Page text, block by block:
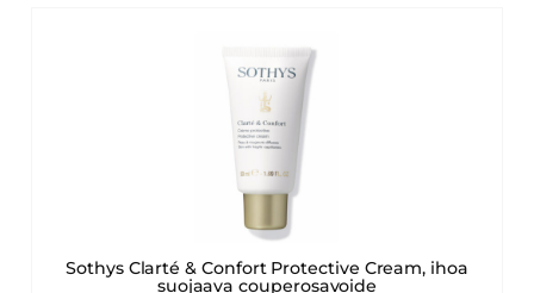
Sothys Clarté & Confort Protective Cream, ihoa
suojaava couperosavoide